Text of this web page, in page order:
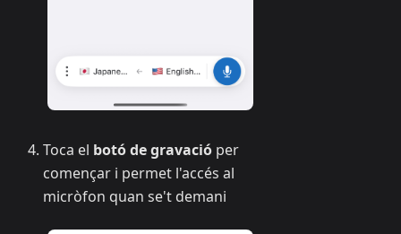
Toca el botó de gravació per
començar i permet l'accés al
micròfon quan se't demani